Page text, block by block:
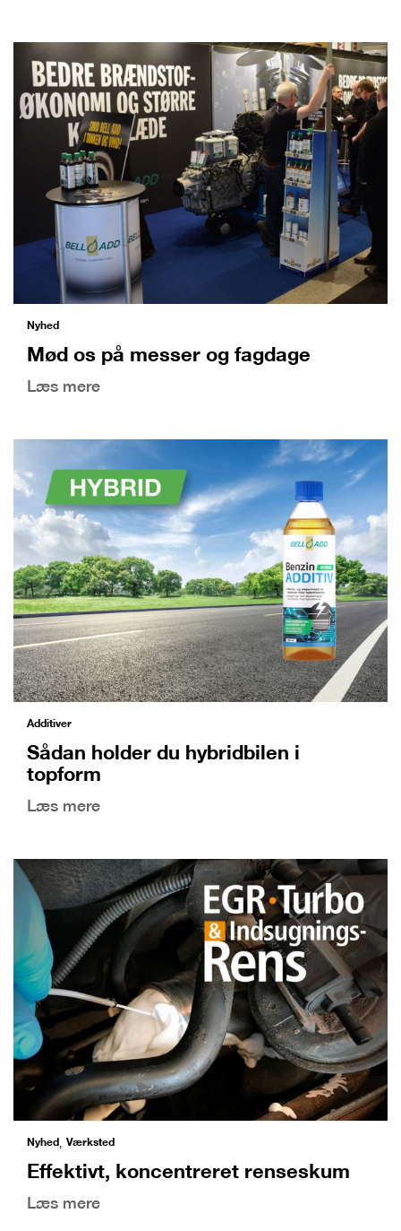
Nyhed
Mød os på messer og fagdage
Læs mere
Additiver
Sådan holder du hybridbilen i
topform
Læs mere
Nyhed, Værksted
Effektivt, koncentreret renseskum
Læs mere